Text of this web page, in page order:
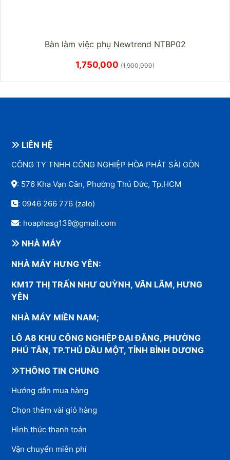
Bàn làm việc phụ Newtrend NTBP02
1,750,000 (1,900,000)
LIÊN HỆ
CÔNG TY TNHH CÔNG NGHIỆP HÒA PHÁT SÀI GÒN
: 576 Kha Vạn Cân, Phường Thủ Đức, Tp.HCM
: 0946 266 776 (zalo)
: hoaphasg139@gmail.com
NHÀ MÁY
NHÀ MÁY HƯNG YÊN:
KM17 THỊ TRẤN NHƯ QUỲNH, VĂN LÂM, HƯNG
YÊN
NHÀ MÁY MIỀN NAM;
LÔ A8 KHU CÔNG NGHIỆP ĐẠI ĐĂNG, PHƯỜNG
PHÚ TÂN, TP.THỦ DẦU MỘT, TỈNH BÌNH DƯƠNG
THÔNG TIN CHUNG
Hướng dẫn mua hàng
Chọn thêm vài giỏ hàng
Hình thức thanh toán
Vận chuyển miễn phí